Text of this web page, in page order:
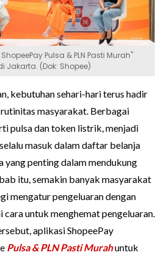
Pulsa & PLN Pasti Murah"
Jakarta. (Dok: Shopee)
kebutuhan sehari-hari terus hadir
masyarakat. Berbagai
pulsa dan token listrik, menjadi
masuk dalam daftar belanja
yang penting dalam mendukung
itu, semakin banyak masyarakat
mengatur pengeluaran dengan
untuk menghemat pengeluaran.
aplikasi ShopeePay
Pulsa & PLN Pasti Murahuntuk